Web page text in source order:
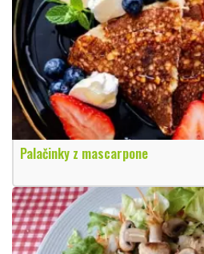
Palačinky z mascarpone